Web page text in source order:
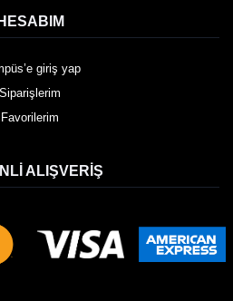
HESABIM
giriş yap
Siparişlerim
Favorilerim
ALIŞVERIŞ